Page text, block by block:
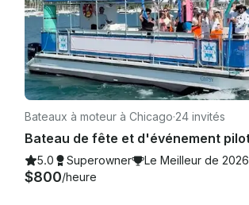
Bateaux à moteur à Chicago·24 invités
5.0 Superowner Le Meilleur de 2026
$800/heure